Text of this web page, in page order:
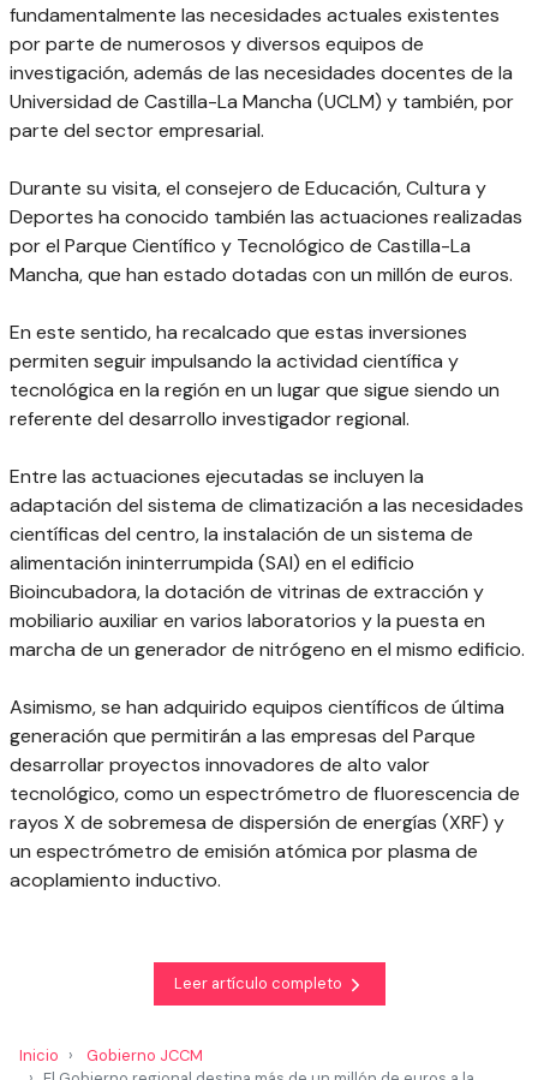
fundamentalmente las necesidades actuales existentes
por parte de numerosos y diversos equipos de
investigación, además de las necesidades docentes de la
Universidad de Castilla-La Mancha (UCLM) y también, por
parte del sector empresarial.
Durante su visita, el consejero de Educación, Cultura y
Deportes ha conocido también las actuaciones realizadas
por el Parque Científico y Tecnológico de Castilla-La
Mancha, que han estado dotadas con un millón de euros.
En este sentido, ha recalcado que estas inversiones
permiten seguir impulsando la actividad científica y
tecnológica en la región en un lugar que sigue siendo un
referente del desarrollo investigador regional.
Entre las actuaciones ejecutadas se incluyen la
adaptación del sistema de climatización a las necesidades
científicas del centro, la instalación de un sistema de
alimentación ininterrumpida (SAI) en el edificio
Bioincubadora, la dotación de vitrinas de extracción y
mobiliario auxiliar en varios laboratorios y la puesta en
marcha de un generador de nitrógeno en el mismo edificio.
Asimismo, se han adquirido equipos científicos de última
generación que permitirán a las empresas del Parque
desarrollar proyectos innovadores de alto valor
tecnológico, como un espectrómetro de fluorescencia de
rayos X de sobremesa de dispersión de energías (XRF) y
un espectrómetro de emisión atómica por plasma de
acoplamiento inductivo.
Leer artículo completo
Inicio
Gobierno JCCM